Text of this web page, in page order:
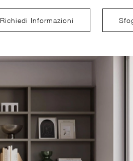
Richiedi Informazioni